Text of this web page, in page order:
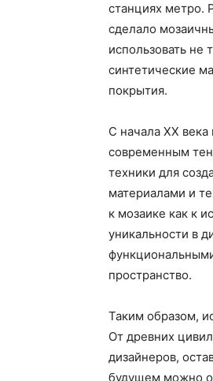
станциях метро.
сделало
использовать не
синтетические
покрытия.
С начала XX
современным
техники для
материалами и
к мозаике как к
уникальности в
пространство.
Таким образом,
От древних
дизайнеров,
будущем можно